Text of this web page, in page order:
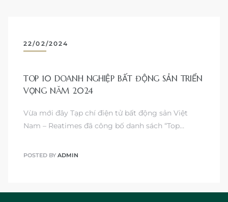
22/02/2024
TOP 10 DOANH NGHIỆP BẤT ĐỘNG SẢN TRIỂN
VỌNG NĂM 2024
Vừa mới đây Tạp chí điện tử bất động sản Việt
Nam – Reatimes đã công bố danh sách “Top…
POSTED BY ADMIN